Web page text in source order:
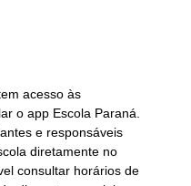
acesso às
o app Escola Paraná.
e responsáveis
diretamente no
consultar horários de